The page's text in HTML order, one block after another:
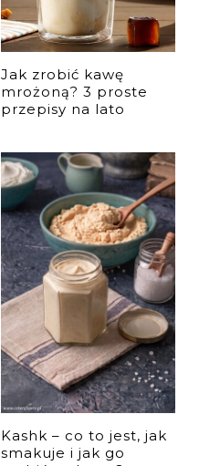
Jak zrobić kawę
mrożoną? 3 proste
przepisy na lato
Kashk – co to jest, jak
smakuje i jak go